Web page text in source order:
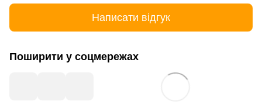
Написати відгук
Поширити у соцмережах